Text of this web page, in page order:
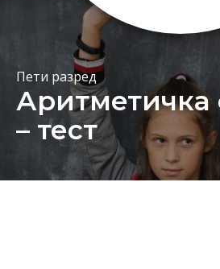
Пети разред
Аритметичка
– тест